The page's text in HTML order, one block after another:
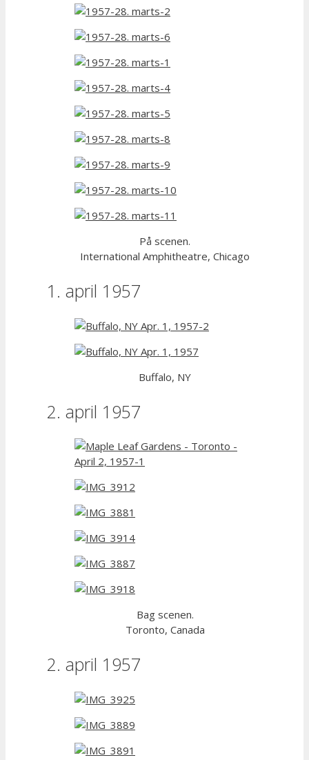
På scenen.
International Amphitheatre, Chicago
1. april 1957
Buffalo, NY
2. april 1957
Bag scenen.
Toronto, Canada
2. april 1957